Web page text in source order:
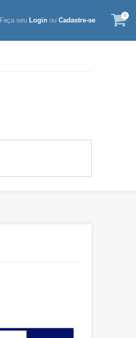
Faça seu Login ou Cadastre-se
0